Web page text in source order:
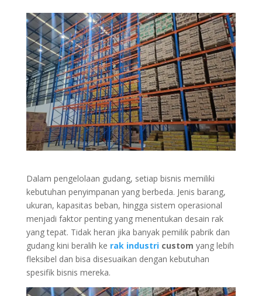
Dalam pengelolaan gudang, setiap bisnis memiliki
kebutuhan penyimpanan yang berbeda. Jenis barang,
ukuran, kapasitas beban, hingga sistem operasional
menjadi faktor penting yang menentukan desain rak
yang tepat. Tidak heran jika banyak pemilik pabrik dan
gudang kini beralih ke rak industricustom yang lebih
fleksibel dan bisa disesuaikan dengan kebutuhan
spesifik bisnis mereka.